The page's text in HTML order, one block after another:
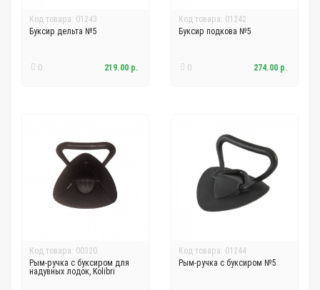
Код товара: 01243
Буксир дельта №5
0 219.00 р.
Код товара: 01242
Буксир подкова №5
0 274.00 р.
Код товара: 00320
Рым-ручка с буксиром для
надувных лодок, Kolibri
Код товара: 01244
Рым-ручка с буксиром №5